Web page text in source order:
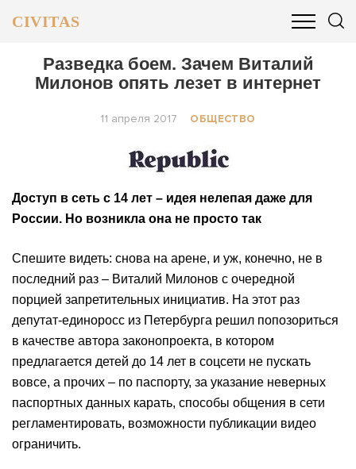
CIVITAS
ОБЩЕСТВО БИЗНЕС И ФИНАНСЫ
Разведка боем. Зачем Виталий
Милонов опять лезет в интернет
11 апреля 2017 ОБЩЕСТВО
Доступ в сеть с 14 лет – идея нелепая даже для
России. Но возникла она не просто так
Спешите видеть: снова на арене, и уж, конечно, не в
последний раз – Виталий Милонов с очередной
порцией запретительных инициатив. На этот раз
депутат-единоросс из Петербурга решил попозориться
в качестве автора законопроекта, в котором
предлагается детей до 14 лет в соцсети не пускать
вовсе, а прочих – по паспорту, за указание неверных
паспортных данных карать, способы общения в сети
регламентировать, возможности публикации видео
ограничить.